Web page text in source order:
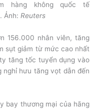
hàng không quốc tế
Ảnh:Reuters
156.000 nhân viên, tăng
sụt giảm từ mức cao nhất
tăng tốc tuyển dụng vào
nghỉ hưu tăng vọt dẫn đến
bay thương mại của hãng